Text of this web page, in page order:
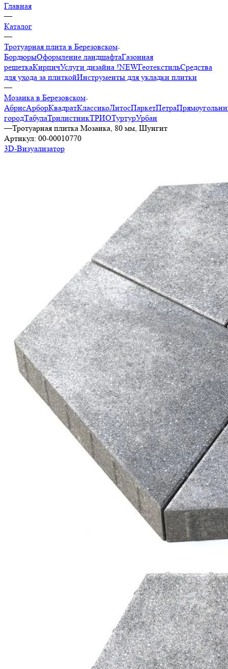
Главная
—
Каталог
—
Тротуарная плита в Березовском
БордюрыОформление ландшафтаГазонная
решеткаКирпичУслуги дизайна !NEWГеотекстильСредства
для ухода за плиткойИнструменты для укладки плитки
—
Мозаика в Березовском
АбрисАрборКвадратКлассикоЛитосПаркетПетра
городТабулаТрилистникТРИОТуртурУрбан
—Тротуарная плитка Мозаика, 80 мм, Шунгит
Артикул: 00-00010770
3D-Визуализатор